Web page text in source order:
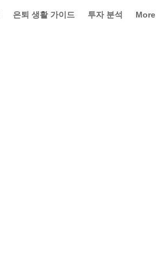
은퇴 생활 가이드 투자 분석 More